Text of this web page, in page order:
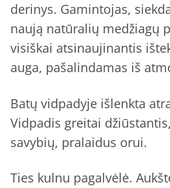
derinys. Gamintojas,
naują natūralių medžiagų
visiškai atsinaujinantis
auga, pašalindamas iš
Batų vidpadyje išlenkta
Vidpadis greitai
savybių, pralaidus orui.
Ties kulnu pagalvėlė.